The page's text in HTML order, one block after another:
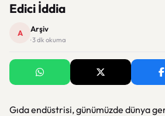
Edici İddia
A Arşiv
· 3 dk okuma
Gıda endüstrisi, günümüzde dünya